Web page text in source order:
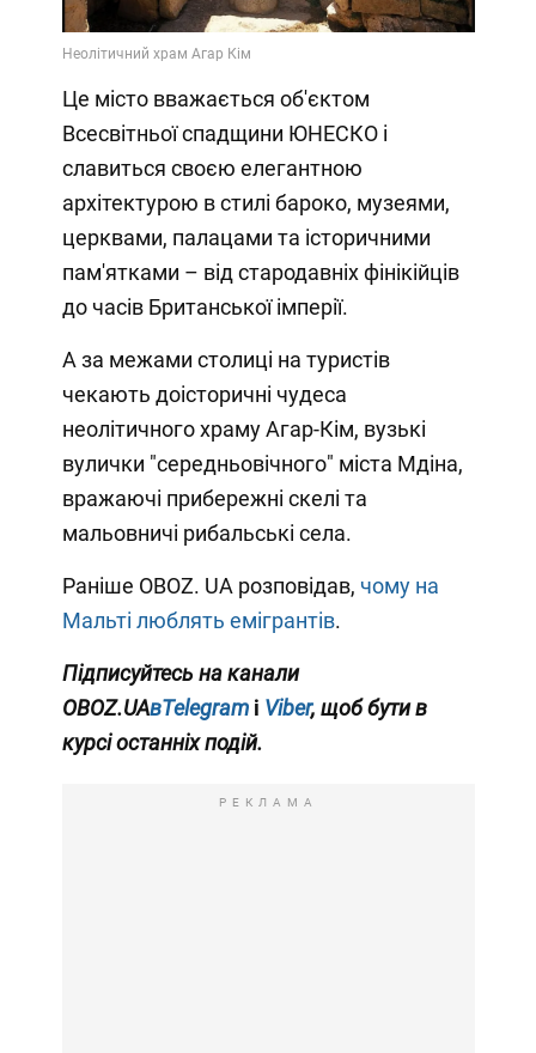
Video
Це місто вважається об'єктом
Всесвітньої спадщини ЮНЕСКО і
славиться своєю елегантною
архітектурою в стилі бароко, музеями,
церквами, палацами та історичними
пам'ятками – від стародавніх фінікійців
до часів Британської імперії.
А за межами столиці на туристів
чекають доісторичні чудеса
неолітичного храму Агар-Кім, вузькі
вулички "середньовічного" міста Мдіна,
вражаючі прибережні скелі та
мальовничі рибальські села.
Раніше OBOZ. UA розповідав, чому на
Мальті люблять емігрантів.
Підписуйтесь на канали
OBOZ.UAвTelegramі Viber, щоб бути в
курсі останніх подій.
РЕКЛАМА